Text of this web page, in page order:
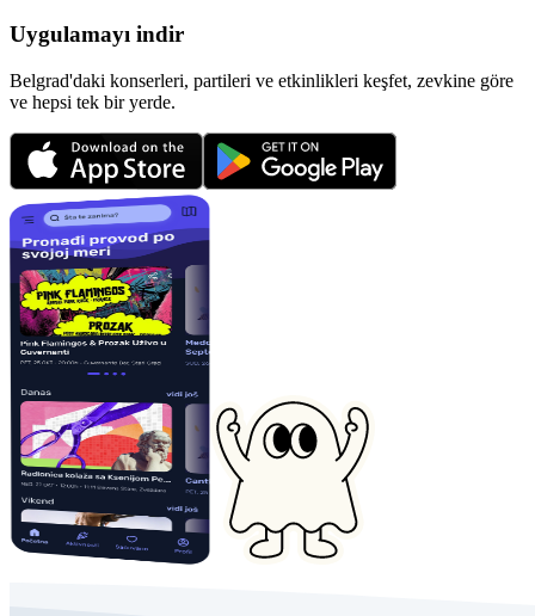
Uygulamayı indir
Belgrad'daki konserleri, partileri ve etkinlikleri keşfet, zevkine göre
ve hepsi tek bir yerde.